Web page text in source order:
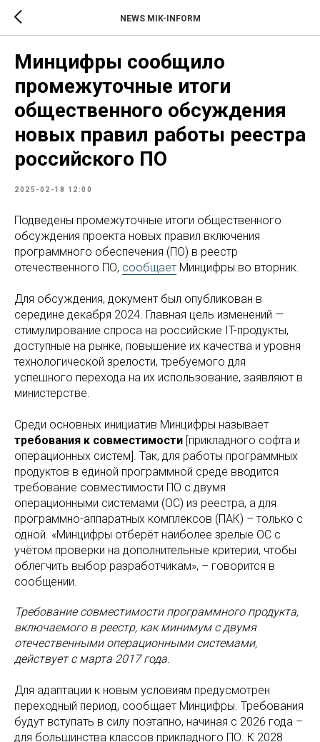
NEWS MIK-INFORM
Минцифры сообщило
промежуточные итоги
общественного обсуждения
новых правил работы реестра
российского ПО
2025-02-18 12:00
Подведены промежуточные итоги общественного
обсуждения проекта новых правил включения
программного обеспечения (ПО) в реестр
отечественного ПО, сообщает Минцифры во вторник.
Для обсуждения, документ был опубликован в
середине декабря 2024. Главная цель изменений —
стимулирование спроса на российские IT-продукты,
доступные на рынке, повышение их качества и уровня
технологической зрелости, требуемого для
успешного перехода на их использование, заявляют в
министерстве.
Среди основных инициатив Минцифры называет
требования к совместимости [прикладного софта и
операционных систем]. Так, для работы программных
продуктов в единой программной среде вводится
требование совместимости ПО с двумя
операционными системами (ОС) из реестра, а для
программно-аппаратных комплексов (ПАК) – только с
одной. «Минцифры отберёт наиболее зрелые ОС с
учётом проверки на дополнительные критерии, чтобы
облегчить выбор разработчикам», – говорится в
сообщении.
Требование совместимости программного продукта,
включаемого в реестр, как минимум с двумя
отечественными операционными системами,
действует с марта 2017 года.
Для адаптации к новым условиям предусмотрен
переходный период, сообщает Минцифры. Требования
будут вступать в силу поэтапно, начиная с 2026 года –
для большинства классов прикладного ПО. К 2028